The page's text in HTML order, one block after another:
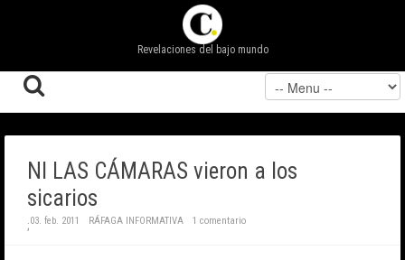
Revelaciones del bajo mundo
NI LAS CÁMARAS vieron a los
sicarios
;03. feb. 2011 RÁFAGA INFORMATIVA 1 comentario